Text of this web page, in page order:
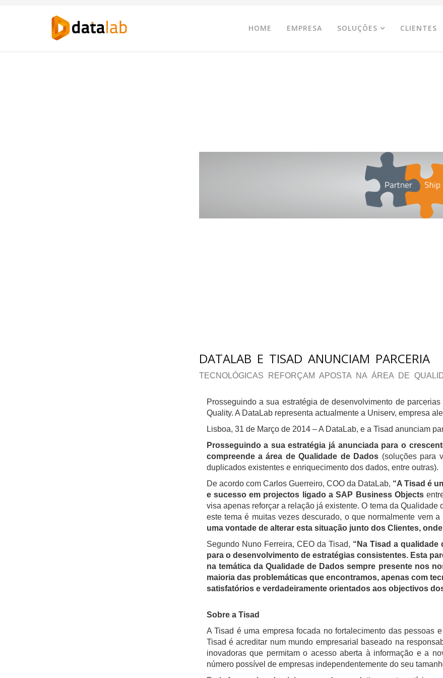
HOME EMPRESA SOLUÇÕES CLIENTES
DATALAB E TISAD ANUNCIAM PARCERIA
TECNOLÓGICAS REFORÇAM APOSTA NA ÁREA DE
Prosseguindo a sua estratégia de desenvolvimento de
Quality. A DataLab representa actualmente a Uniserv, empresa
Lisboa, 31 de Março de 2014 – A DataLab, e a Tisad anunciam
Prosseguindo a sua estratégia já anunciada para o
compreende a área de Qualidade de Dados (soluções para
duplicados existentes e enriquecimento dos dados, entre outras).
De acordo com Carlos Guerreiro, COO da DataLab, “A Tisad é
e sucesso em projectos ligado a SAP Business Objects
visa apenas reforçar a relação já existente. O tema da
este tema é muitas vezes descurado, o que normalmente vem
uma vontade de alterar esta situação junto dos Clientes,
Segundo Nuno Ferreira, CEO da Tisad, “Na Tisad a
para o desenvolvimento de estratégias consistentes. Esta
na temática da Qualidade de Dados sempre presente nos
maioria das problemáticas que encontramos, apenas com
satisfatórios e verdadeiramente orientados aos objectivos
Sobre a Tisad
A Tisad é uma empresa focada no fortalecimento das pessoas
Tisad é acreditar num mundo empresarial baseado na
inovadoras que permitam o acesso aberta à informação e a
número possível de empresas independentemente do seu